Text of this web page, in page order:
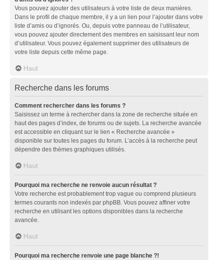
Vous pouvez ajouter des utilisateurs à votre liste de deux manières.
Dans le profil de chaque membre, il y a un lien pour l’ajouter dans votre
liste d’amis ou d’ignorés. Ou, depuis votre panneau de l’utilisateur,
vous pouvez ajouter directement des membres en saisissant leur nom
d’utilisateur. Vous pouvez également supprimer des utilisateurs de
votre liste depuis cette même page.
Haut
Recherche dans les forums
Comment rechercher dans les forums ?
Saisissez un terme à rechercher dans la zone de recherche située en
haut des pages d’index, de forums ou de sujets. La recherche avancée
est accessible en cliquant sur le lien « Recherche avancée »
disponible sur toutes les pages du forum. L’accès à la recherche peut
dépendre des thèmes graphiques utilisés.
Haut
Pourquoi ma recherche ne renvoie aucun résultat ?
Votre recherche est probablement trop vague ou comprend plusieurs
termes courants non indexés par phpBB. Vous pouvez affiner votre
recherche en utilisant les options disponibles dans la recherche
avancée.
Haut
Pourquoi ma recherche renvoie une page blanche ?!